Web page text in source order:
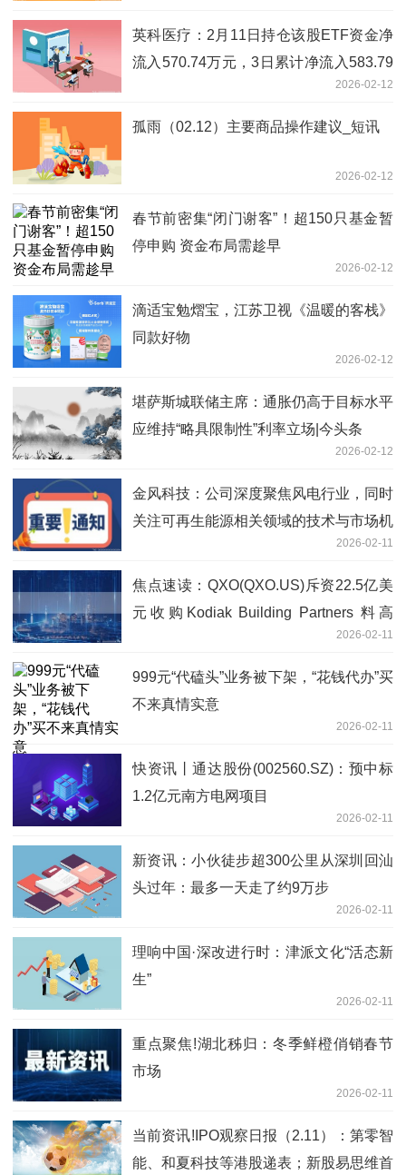
英科医疗：2月11日持仓该股ETF资金净
流入570.74万元，3日累计净流入583.79
2026-02-12
孤雨（02.12）主要商品操作建议_短讯
2026-02-12
春节前密集“闭门谢客”！超150只基金暂
停申购 资金布局需趁早
2026-02-12
滴适宝勉熠宝，江苏卫视《温暖的客栈》
同款好物
2026-02-12
堪萨斯城联储主席：通胀仍高于目标水平
应维持“略具限制性”利率立场|今头条
2026-02-12
金风科技：公司深度聚焦风电行业，同时
关注可再生能源相关领域的技术与市场机
2026-02-11
焦点速读：QXO(QXO.US)斥资22.5亿美
元收购Kodiak Building Partners 料高
2026-02-11
999元“代磕头”业务被下架，“花钱代办”买
不来真情实意
2026-02-11
快资讯丨通达股份(002560.SZ)：预中标
1.2亿元南方电网项目
2026-02-11
新资讯：小伙徒步超300公里从深圳回汕
头过年：最多一天走了约9万步
2026-02-11
理响中国·深改进行时：津派文化“活态新
生”
2026-02-11
重点聚焦!湖北秭归：冬季鲜橙俏销春节
市场
2026-02-11
当前资讯!IPO观察日报（2.11）：第零智
能、和夏科技等港股递表；新股易思维首